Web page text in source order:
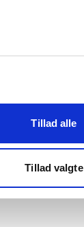
Tillad alle
Tillad valgte